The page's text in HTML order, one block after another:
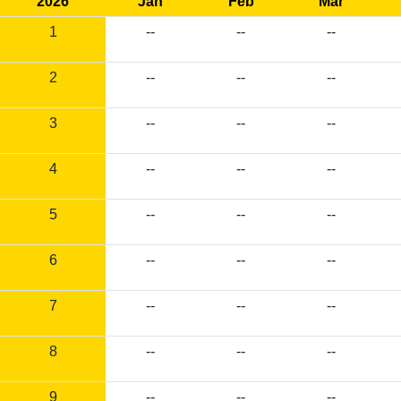
1
-- -- --
2 -- -- --
3 -- -- --
4 -- -- --
5 -- -- --
6 -- -- --
7 -- -- --
8 -- -- --
9 -- -- --